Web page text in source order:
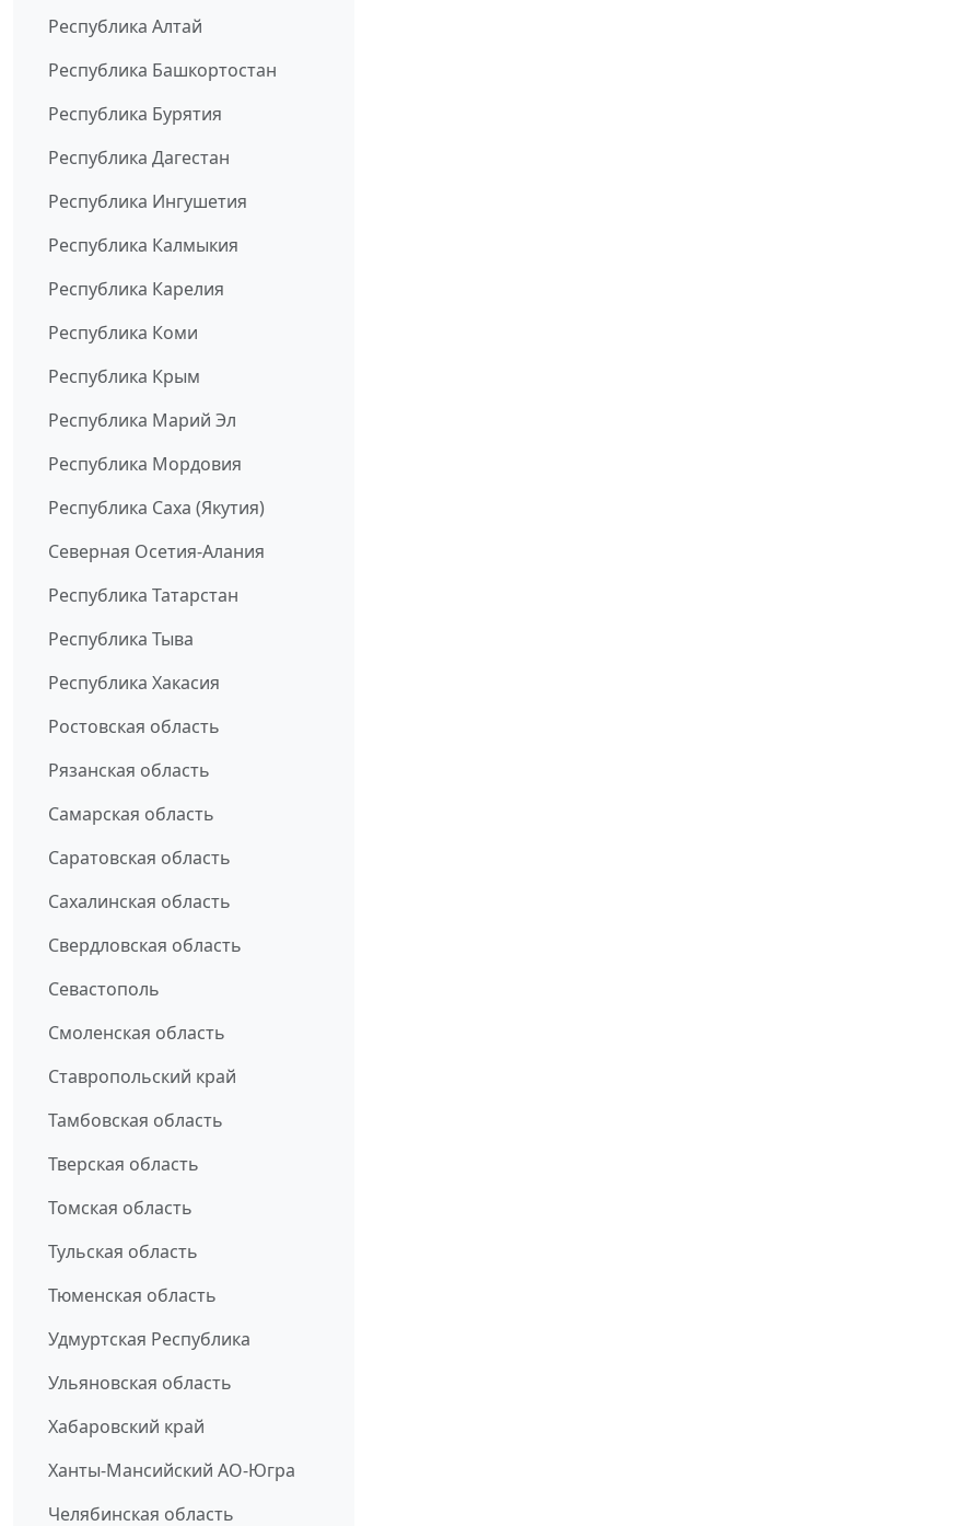
Республика Алтай
Республика Башкортостан
Республика Бурятия
Республика Дагестан
Республика Ингушетия
Республика Калмыкия
Республика Карелия
Республика Коми
Республика Крым
Республика Марий Эл
Республика Мордовия
Республика Саха (Якутия)
Северная Осетия-Алания
Республика Татарстан
Республика Тыва
Республика Хакасия
Ростовская область
Рязанская область
Самарская область
Саратовская область
Сахалинская область
Свердловская область
Севастополь
Смоленская область
Ставропольский край
Тамбовская область
Тверская область
Томская область
Тульская область
Тюменская область
Удмуртская Республика
Ульяновская область
Хабаровский край
Ханты-Мансийский АО-Югра
Челябинская область